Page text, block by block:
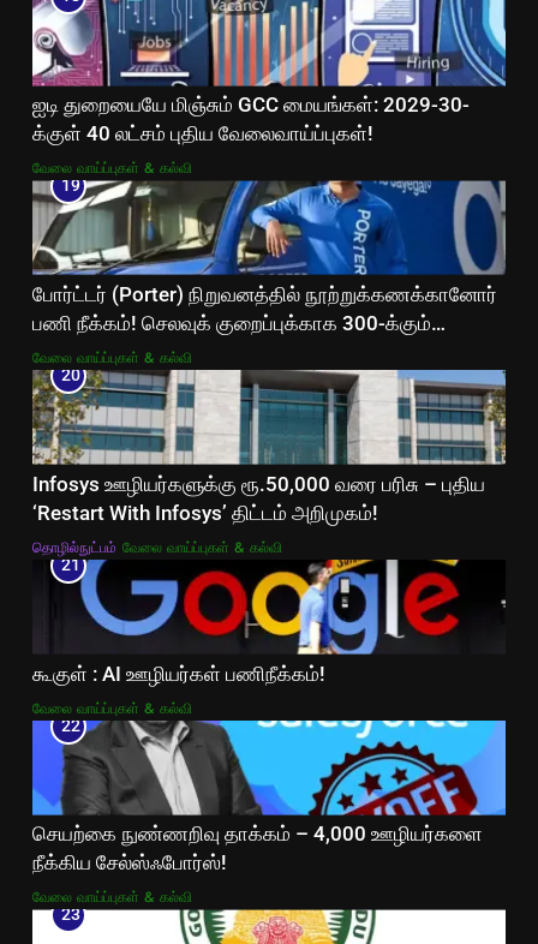
ஐடி துறையையே மிஞ்சும் GCC மையங்கள்: 2029-30-
க்குள் 40 லட்சம் புதிய வேலைவாய்ப்புகள்!
வேலை வாய்ப்புகள் & கல்வி
19
போர்ட்டர் (Porter) நிறுவனத்தில் நூற்றுக்கணக்கானோர்
பணி நீக்கம்! செலவுக் குறைப்புக்காக 300-க்கும்
மேற்பட்ட ஊழியர்களை நீக்கியது!
வேலை வாய்ப்புகள் & கல்வி
20
Infosys ஊழியர்களுக்கு ரூ.50,000 வரை பரிசு – புதிய
‘Restart With Infosys’ திட்டம் அறிமுகம்!
தொழில்நுட்பம் வேலை வாய்ப்புகள் & கல்வி
21
கூகுள் : AI ஊழியர்கள் பணிநீக்கம்!
வேலை வாய்ப்புகள் & கல்வி
22
செயற்கை நுண்ணறிவு தாக்கம் – 4,000 ஊழியர்களை
நீக்கிய சேல்ஸ்ஃபோர்ஸ்!
வேலை வாய்ப்புகள் & கல்வி
23